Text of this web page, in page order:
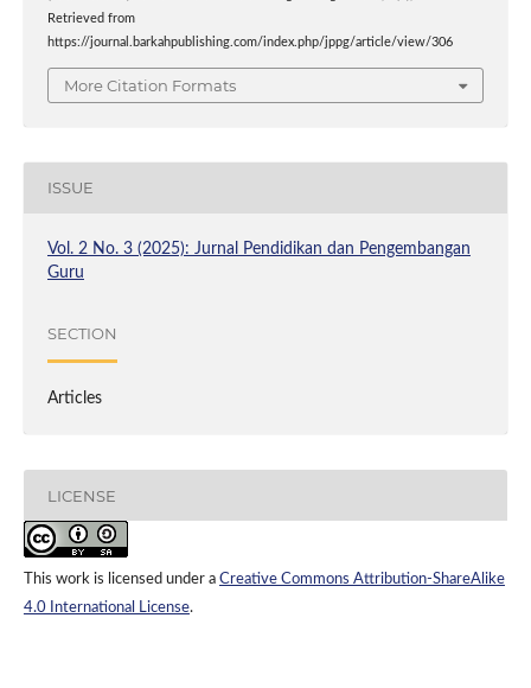
Retrieved from
https://journal.barkahpublishing.com/index.php/jppg/article/view/306
More Citation Formats
ISSUE
Vol. 2 No. 3 (2025): Jurnal Pendidikan dan Pengembangan
Guru
SECTION
Articles
LICENSE
This work is licensed under a Creative Commons Attribution-ShareAlike
4.0 International License.